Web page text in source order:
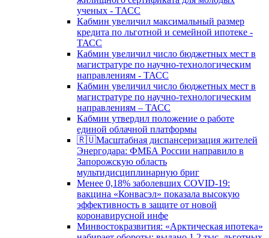
ученых - ТАСС
Кабмин увеличил максимальный размер
кредита по льготной и семейной ипотеке -
ТАСС
Кабмин увеличил число бюджетных мест в
магистратуре по научно-технологическим
направлениям - ТАСС
Кабмин увеличил число бюджетных мест в
магистратуре по научно-технологическим
направлениям – ТАСС
Кабмин утвердил положение о работе
единой облачной платформы
🇷🇺Масштабная диспансеризация жителей
Энергодара: ФМБА России направило в
Запорожскую область
мультидисциплинарную бриг
Менее 0,18% заболевших COVID-19:
вакцина «Конвасэл» показала высокую
эффективность в защите от новой
коронавирусной инфе
Минвостокразвития: «Арктическая ипотека»